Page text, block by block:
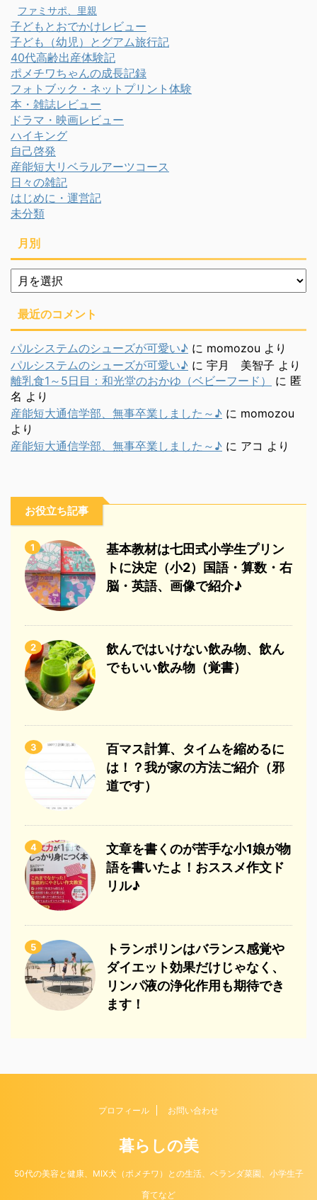
ファミサポ、里親
子どもとおでかけレビュー
子ども（幼児）とグアム旅行記
40代高齢出産体験記
ポメチワちゃんの成長記録
フォトブック・ネットプリント体験
本・雑誌レビュー
ドラマ・映画レビュー
ハイキング
自己啓発
産能短大リベラルアーツコース
日々の雑記
はじめに・運営記
未分類
月別
月
別
最近のコメント
パルシステムのシューズが可愛い♪ に momozou より
パルシステムのシューズが可愛い♪ に 宇月 美智子 より
離乳食1～5日目：和光堂のおかゆ（ベビーフード）
に 匿
名 より
産能短大通信学部、無事卒業しました～♪ に momozou
より
産能短大通信学部、無事卒業しました～♪ に アコ より
お役立ち記事
1
基本教材は七田式小学生プリン
トに決定（小2）国語・算数・右
脳・英語、画像で紹介♪
2
飲んではいけない飲み物、飲ん
でもいい飲み物（覚書）
3
百マス計算、タイムを縮めるに
は！？我が家の方法ご紹介（邪
道です）
4
文章を書くのが苦手な小1娘が物
語を書いたよ！おススメ作文ド
リル♪
5
トランポリンはバランス感覚や
ダイエット効果だけじゃなく、
リンパ液の浄化作用も期待でき
ます！
プロフィール お問い合わせ
暮らしの美
50代の美容と健康、MIX犬（ポメチワ）との生活、ベランダ菜園、小学生子
育てなど